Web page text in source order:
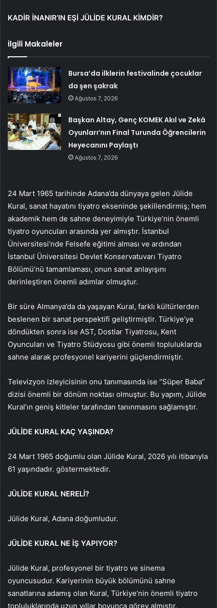
KADİR İNANIR’IN EŞİ JÜLİDE KURAL KİMDİR?
İlgili Makaleler
Bursa’da ilklerin festivalinde çocuklar
da şen şakrak
Ağustos 7, 2026
Başkan Altay, Genç KOMEK Akıl ve Zekâ
Oyunları’nın Final Turunda Öğrencilerin
Heyecanını Paylaştı
Ağustos 7, 2026
24 Mart 1965 tarihinde Adana’da dünyaya gelen Jülide
Kural, sanat hayatını tiyatro ekseninde şekillendirmiş; hem
akademik hem de sahne deneyimiyle Türkiye’nin önemli
tiyatro oyuncuları arasında yer almıştır. İstanbul
Üniversitesi’nde Felsefe eğitimi alması ve ardından
İstanbul Üniversitesi Devlet Konservatuvarı Tiyatro
Bölümü’nü tamamlaması, onun sanat anlayışını
derinleştiren önemli adımlar olmuştur.
Bir süre Almanya’da da yaşayan Kural, farklı kültürlerden
beslenen bir sanat perspektifi geliştirmiştir. Türkiye’ye
döndükten sonra ise AST, Dostlar Tiyatrosu, Kent
Oyuncuları ve Tiyatro Stüdyosu gibi önemli topluluklarda
sahne alarak profesyonel kariyerini güçlendirmiştir.
Televizyon izleyicisinin onu tanımasında ise “Süper Baba”
dizisi önemli bir dönüm noktası olmuştur. Bu yapım, Jülide
Kural’ın geniş kitleler tarafından tanınmasını sağlamıştır.
JÜLİDE KURAL KAÇ YAŞINDA?
24 Mart 1965 doğumlu olan Jülide Kural, 2026 yılı itibarıyla
61 yaşındadır. göstermektedir.
JÜLİDE KURAL NERELİ?
Jülide Kural, Adana doğumludur.
JÜLİDE KURAL NE İŞ YAPIYOR?
Jülide Kural, profesyonel bir tiyatro ve sinema
oyuncusudur. Kariyerinin büyük bölümünü sahne
sanatlarına adamış olan Kural, Türkiye’nin önemli tiyatro
topluluklarında uzun yıllar boyunca görev almıştır.